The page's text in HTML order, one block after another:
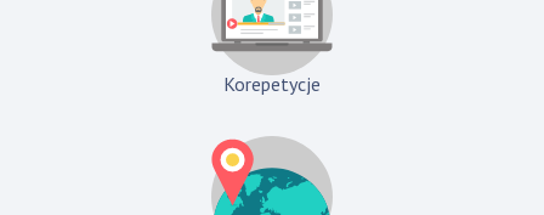
Korepetycje